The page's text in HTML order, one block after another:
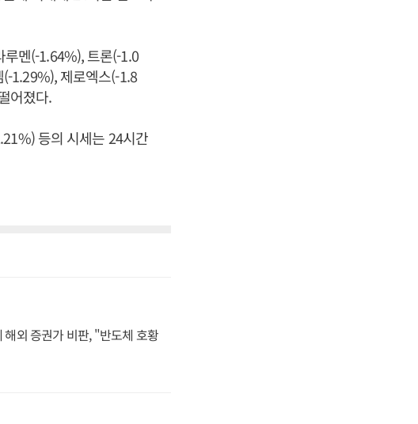
멘(-1.64%), 트론(-1.0
1.29%), 제로엑스(-1.8
어졌다.
등의 시세는 24시간
외 증권가 비판, "반도체 호황